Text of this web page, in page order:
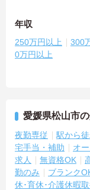
年収
250万円以上 300
0万円以上
愛媛県松山市
夜勤専従 駅から
宅手当・補助
オ
求人
無資格OK
勤のみ
ブランク
休･育休･介護休暇